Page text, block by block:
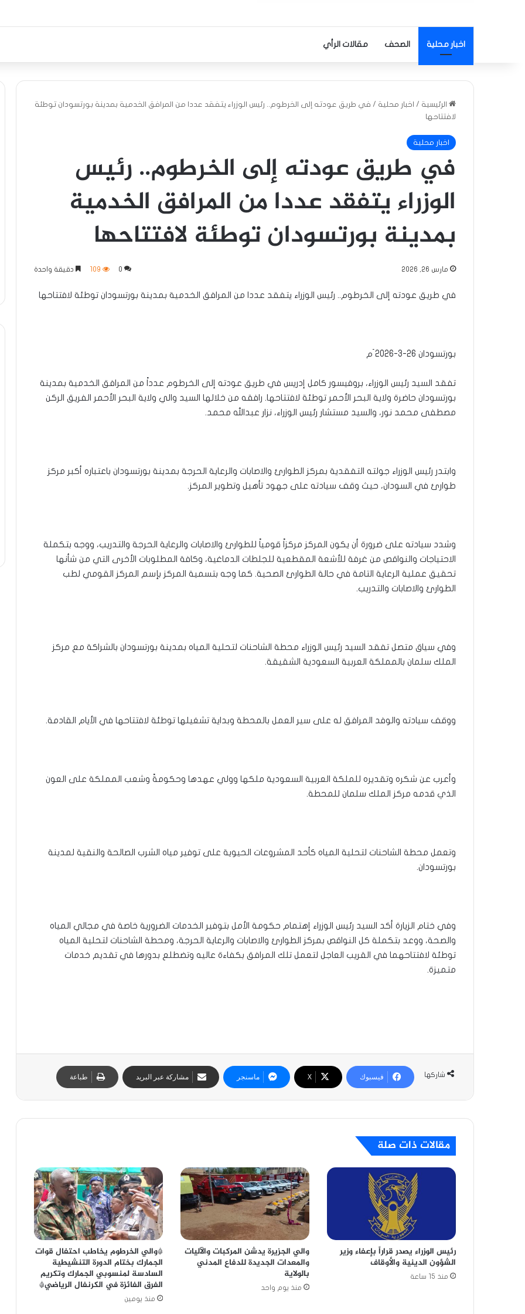
اخبار محلية الصحف مقالات الرأي
الرئيسية / اخبار محلية / في طريق عودته إلى الخرطوم.. رئيس الوزراء يتفقد عددا من المرافق الخدمية بمدينة بورتسودان توطئة
لافتتاحها
اخبار محلية
في طريق عودته إلى الخرطوم.. رئيس
الوزراء يتفقد عددا من المرافق الخدمية
بمدينة بورتسودان توطئة لافتتاحها
مارس 26, 2026 0
109 دقيقة واحدة
في طريق عودته إلى الخرطوم.. رئيس الوزراء يتفقد عددا من المرافق الخدمية بمدينة بورتسودان توطئة لافتتاحها
بورتسودان 26-3-2026 َم
تفقد السيد رئيس الوزراء، بروفيسور كامل إدريس في طريق عودته إلى الخرطوم عدداً من المرافق الخدمية بمدينة
بورتسودان حاضرة ولاية البحر الأحمر توطئة لافتتاحها. رافقه من خلالها السيد والي ولاية البحر الأحمر الفريق الركن
مصطفى محمد نور، والسيد مستشار رئيس الوزراء، نزار عبدالله محمد.
وابتدر رئيس الوزراء جولته التفقدية بمركز الطوارئ والاصابات والرعاية الحرجة بمدينة بورتسودان باعتباره أكبر مركز
طوارئ في السودان، حيث وقف سيادته على جهود تأهيل وتطوير المركز.
وشدد سيادته على ضرورة أن يكون المركز مركزاً قومياً للطوارئ والاصابات والرعاية الحرجة والتدريب، ووجه بتكملة
الاحتياجات والنواقص من غرفة للأشعة المقطعية للجلطات الدماغية، وكافة المطلوبات الأخرى التي من شأنها
تحقيق عملية الرعاية التامة في حالة الطوارئ الصحية. كما وجه بتسمية المركز بإسم المركز القومي لطب
الطوارئ والاصابات والتدريب.
وفي سياق متصل تفقد السيد رئيس الوزراء محطة الشاحنات لتحلية المياه بمدينة بورتسودان بالشراكة مع مركز
الملك سلمان بالمملكة العربية السعودية الشقيقة.
ووقف سيادته والوفد المرافق له على سير العمل بالمحطة وبداية تشغيلها توطئة لافتتاحها في الأيام القادمة.
وأعرب عن شكره وتقديره للملكة العربية السعودية ملكها وولي عهدها وحكومةً وشعب المملكة على العون
الذي قدمه مركز الملك سلمان للمحطة.
وتعمل محطة الشاحنات لتحلية المياه كأحد المشروعات الحيوية على توفير مياه الشرب الصالحة والنقية لمدينة
بورتسودان.
وفي ختام الزيارة أكد السيد رئيس الوزراء إهتمام حكومة الأمل بتوفير الخدمات الضرورية خاصة في مجالي المياه
والصحة، ووعد بتكملة كل النواقص بمركز الطوارئ والاصابات والرعاية الحرجة، ومحطة الشاحنات لتحلية المياه
توطئة لافتتاحهما في القريب العاجل لتعمل تلك المرافق بكفاءة عاليه وتضطلع بدورها في تقديم خدمات
متميزة.
شاركها فيسبوك ‫X ماسنجر مشاركة عبر البريد طباعة
مقالات ذات صلة
رئيس الوزراء يصدر قراراً بإعفاء وزير
الشؤون الدينية والأوقاف
منذ 15 ساعة
والي الجزيرة يدشن المركبات والآليات
والمعدات الجديدة للدفاع المدني
بالولاية
منذ يوم واحد
*والي الخرطوم يخاطب احتفال قوات
الجمارك بختام الدورة التنشيطية
السادسة لمنسوبي الجمارك وتكريم
الفرق الفائزة في الكرنفال الرياضي*
منذ يومين